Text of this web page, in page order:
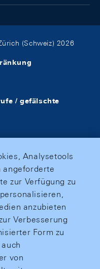
(Schweiz) 2026
/ gefälschte
Analysetools
angeforderte
zur Verfügung zu
anzubieten
Verbesserung
Form zu
von